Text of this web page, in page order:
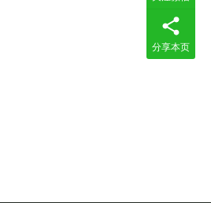
分享本页